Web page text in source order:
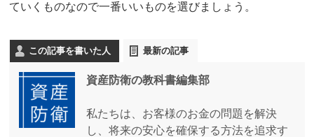
ていくものなので一番いいものを選びましょう。
この記事を書いた人 最新の記事
資産防衛の教科書編集部
私たちは、お客様のお金の問題を解決
し、将来の安心を確保する方法を追求す